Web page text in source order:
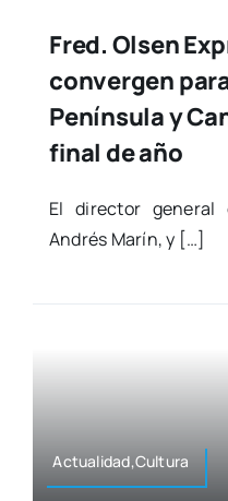
Fred. Olsen
convergen
Península y
final de año
El direc­tor gene­ral
Andrés Marín, y […]
Actualidad,Cultura